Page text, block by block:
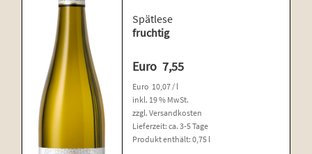
Spätlese
fruchtig
Euro 7,55
Euro 10,07/ l
inkl. 19 % MwSt.
zzgl.Versandkosten
Lieferzeit:ca. 3-5 Tage
Produkt enthält: 0,75 l